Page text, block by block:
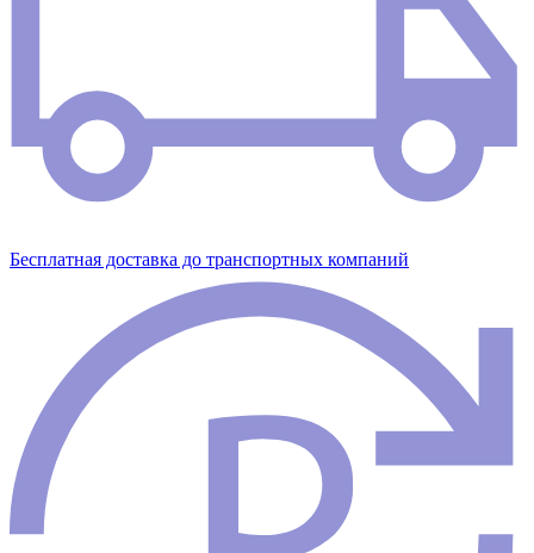
Бесплатная доставка до транспортных компаний